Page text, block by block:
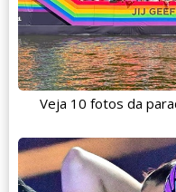
Veja 10 fotos da